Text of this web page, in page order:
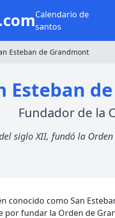
Calendario de
santos
Esteban de Grandmont
Esteban
Fundador de la
siglo XII, fundó la
conocido como San
fundar la Orden de